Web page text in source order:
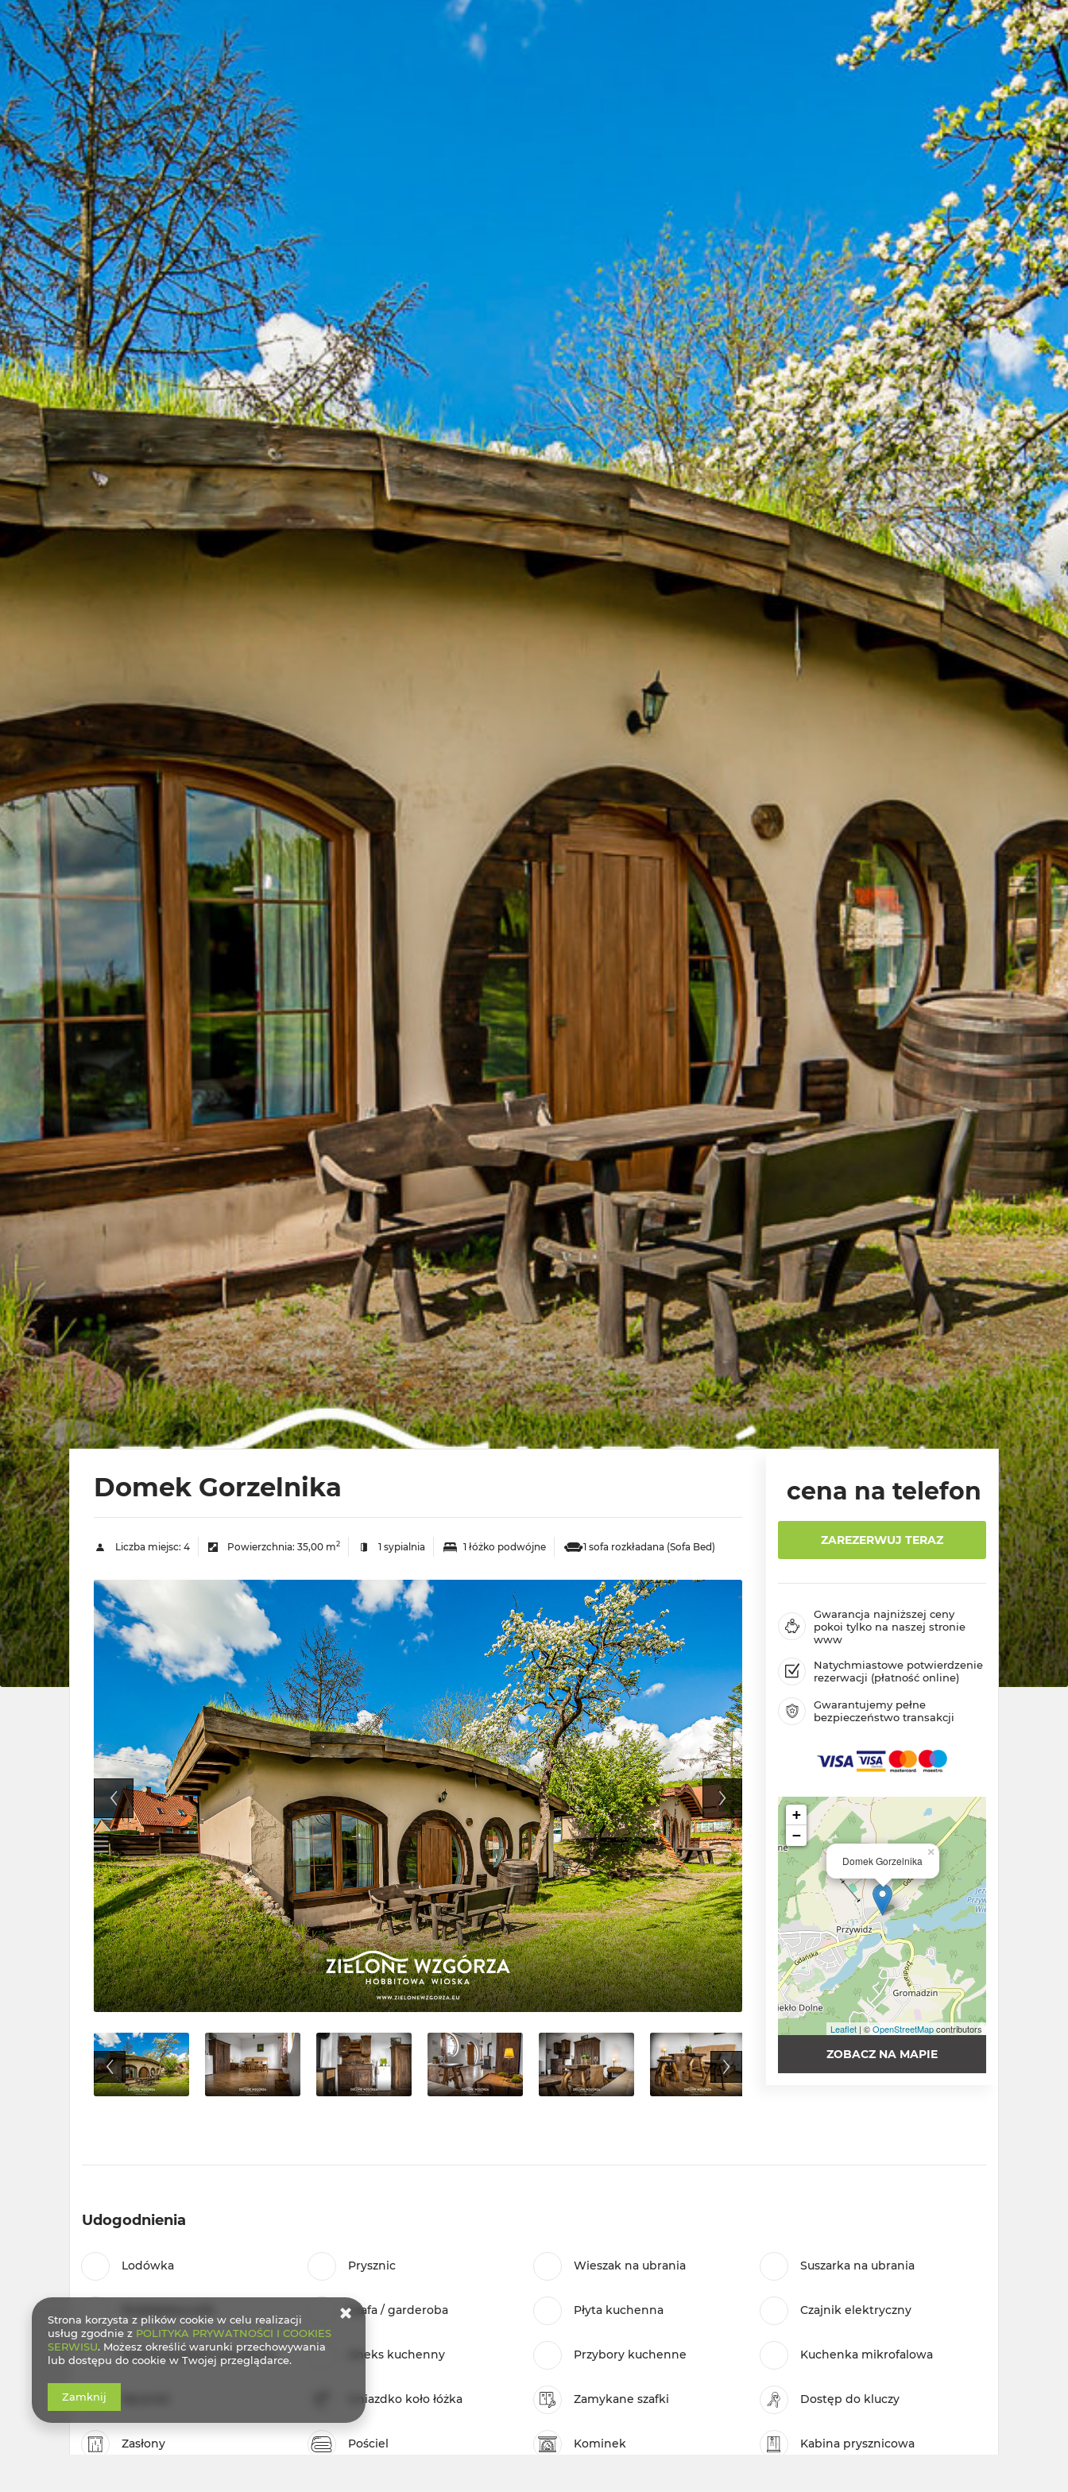
Domek Gorzelnika
Liczba miejsc: 4 Powierzchnia:35,00 m2 1 sypialnia 1 łóżko podwójne 1 sofa rozkładana (Sofa Bed)
cena na telefon
ZAREZERWUJ TERAZ
Gwarancja najniższej ceny
pokoi tylko na naszej stronie
www
Natychmiastowe potwierdzenie
rezerwacji (płatność online)
Gwarantujemy pełne
bezpieczeństwo transakcji
Domek Gorzelnika
×
+
−
Leaflet | ©OpenStreetMapcontributors
ZOBACZ NA MAPIE
Udogodnienia
Lodówka Prysznic Wieszak na ubrania Suszarka na ubrania
Szafa / garderoba Płyta kuchenna Czajnik elektryczny
Stół na świeżym powietrzu Aneks kuchenny Przybory kuchenne Kuchenka mikrofalowa
Gniazdko koło łóżka Zamykane szafki Dostęp do kluczy
Zasłony Pościel Kominek Kabina prysznicowa
Strona korzysta z plików cookie w celu realizacji
usług zgodnie z POLITYKA PRYWATNOŚCI I COOKIES
SERWISU. Możesz określić warunki przechowywania
lub dostępu do cookie w Twojej przeglądarce.
Zamknij